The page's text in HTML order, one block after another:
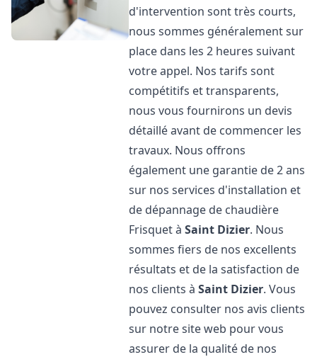
d'intervention sont très courts,
nous sommes généralement sur
place dans les 2 heures suivant
votre appel. Nos tarifs sont
compétitifs et transparents,
nous vous fournirons un devis
détaillé avant de commencer les
travaux. Nous offrons
également une garantie de 2 ans
sur nos services d'installation et
de dépannage de chaudière
Frisquet àSaint Dizier. Nous
sommes fiers de nos excellents
résultats et de la satisfaction de
nos clients àSaint Dizier. Vous
pouvez consulter nos avis clients
sur notre site web pour vous
assurer de la qualité de nos